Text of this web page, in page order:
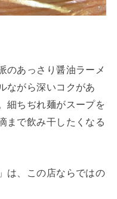
のあっさり醤油ラーメ
ながら深いコクがあ
細ちぢれ麺がスープを
まで飲み干したくなる
は、この店ならではの